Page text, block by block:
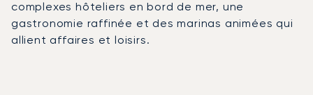
complexes hôteliers en bord de mer, une
gastronomie raffinée et des marinas animées qui
allient affaires et loisirs.